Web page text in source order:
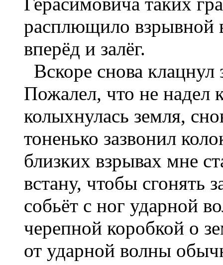
расплющило взрывной
вперёд и залёг.
Вскоре снова
Пожалел, что не надел
колыхнулась земля,
тоненько зазвонил
близких взрывах мне
встану, чтобы сгонять
собьёт с ног ударной
черепной коробкой о
от ударной волны